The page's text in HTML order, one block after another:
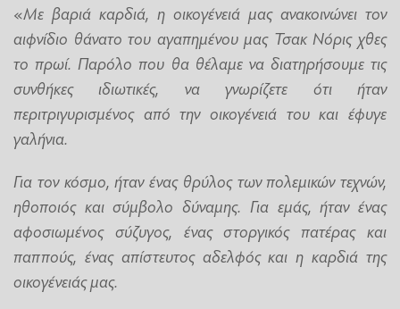
«Με βαριά καρδιά, η οικογένειά μας ανακοινώνει τον
αιφνίδιο θάνατο του αγαπημένου μας Τσακ Νόρις χθες
το πρωί. Παρόλο που θα θέλαμε να διατηρήσουμε τις
συνθήκες ιδιωτικές, να γνωρίζετε ότι ήταν
περιτριγυρισμένος από την οικογένειά του και έφυγε
γαλήνια.
Για τον κόσμο, ήταν ένας θρύλος των πολεμικών τεχνών,
ηθοποιός και σύμβολο δύναμης. Για εμάς, ήταν ένας
αφοσιωμένος σύζυγος, ένας στοργικός πατέρας και
παππούς, ένας απίστευτος αδελφός και η καρδιά της
οικογένειάς μας.